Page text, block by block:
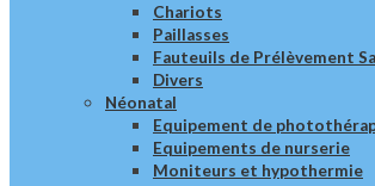
Chariots
Paillasses
Fauteuils de Prélèvement
Divers
Néonatal
Equipement de
Equipements de nurserie
Moniteurs et hypothermie